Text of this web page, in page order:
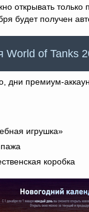
открывать
будет получен
World of Tanks
дни премиум-
игрушка»
коробка